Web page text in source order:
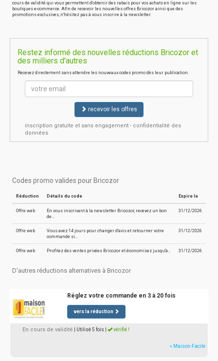
cours de validité qui vous permettent d'obtenir des rabais pour vos achats en ligne sur les
boutiques e-commerce. Afin de recevoir les nouvelles offres Bricozor ainsi que des
promotions exclusives, n'hésitez pas à vous inscrire à la newsletter.
Restez informé des nouvelles réductions Bricozor et
des milliers d'autres
Recevez directement sans attendre les nouveaux codes promo dès leur publication.
recevoir les offres
inscription gratuite et sans engagement - confidentialité des
données
Codes promo valides pour Bricozor
Réduction Détails du code Expire le
Offre web
En vous inscrivant à la newsletter Bricozor, recevez un bon
de…
31/12/2026
Offre web
Vous avez 14 jours pour changer d'avis et retourner votre
commande si…
31/12/2026
Offre web Profitez des ventes privées Bricozor et économisez jusqu'à… 31/12/2026
D'autres réductions alternatives à Bricozor
Réglez votre commande en 3 à 20 fois
vers la réduction
En cours de validité | Utilisé 5 fois vérifié !
» Maison-Facile